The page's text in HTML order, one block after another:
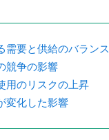
需要と供給のバランス
競争の影響
用のリスクの上昇
変化した影響